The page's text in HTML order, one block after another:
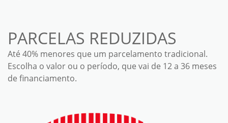
PARCELAS REDUZIDAS
Até 40% menores que um parcelamento tradicional.
Escolha o valor ou o período, que vai de 12 a 36 meses
de financiamento.